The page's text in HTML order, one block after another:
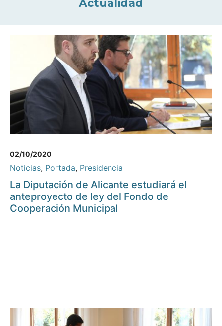
Actualidad
02/10/2020
Noticias, Portada, Presidencia
La Diputación de Alicante estudiará el
anteproyecto de ley del Fondo de
Cooperación Municipal